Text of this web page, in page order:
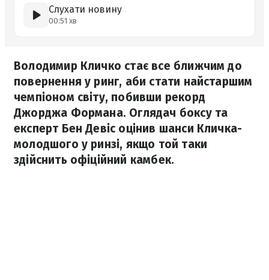
Слухати новину
00:51 хв
Володимир Кличко стає все ближчим до
повернення у ринг, аби стати найстаршим
чемпіоном світу, побивши рекорд
Джорджа Формана. Оглядач боксу та
експерт Бен Девіс оцінив шанси Кличка-
молодшого у ринзі, якщо той таки
здійснить офіційний камбек.